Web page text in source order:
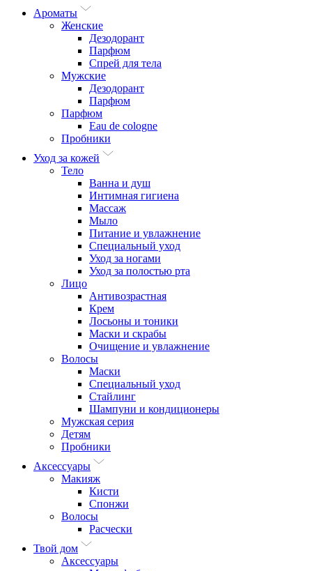
Ароматы
Женские
Дезодорант
Парфюм
Спрей для тела
Мужские
Дезодорант
Парфюм
Парфюм
Eau de cologne
Пробники
Уход за кожей
Тело
Ванна и душ
Интимная гигиена
Массаж
Мыло
Питание и увлажнение
Специальный уход
Уход за ногами
Уход за полостью рта
Лицо
Антивозрастная
Крем
Лосьоны и тоники
Маски и скрабы
Очищение и увлажнение
Волосы
Маски
Специальный уход
Стайлинг
Шампуни и кондиционеры
Мужская серия
Детям
Пробники
Аксессуары
Макияж
Кисти
Спонжи
Волосы
Расчески
Твой дом
Аксессуары